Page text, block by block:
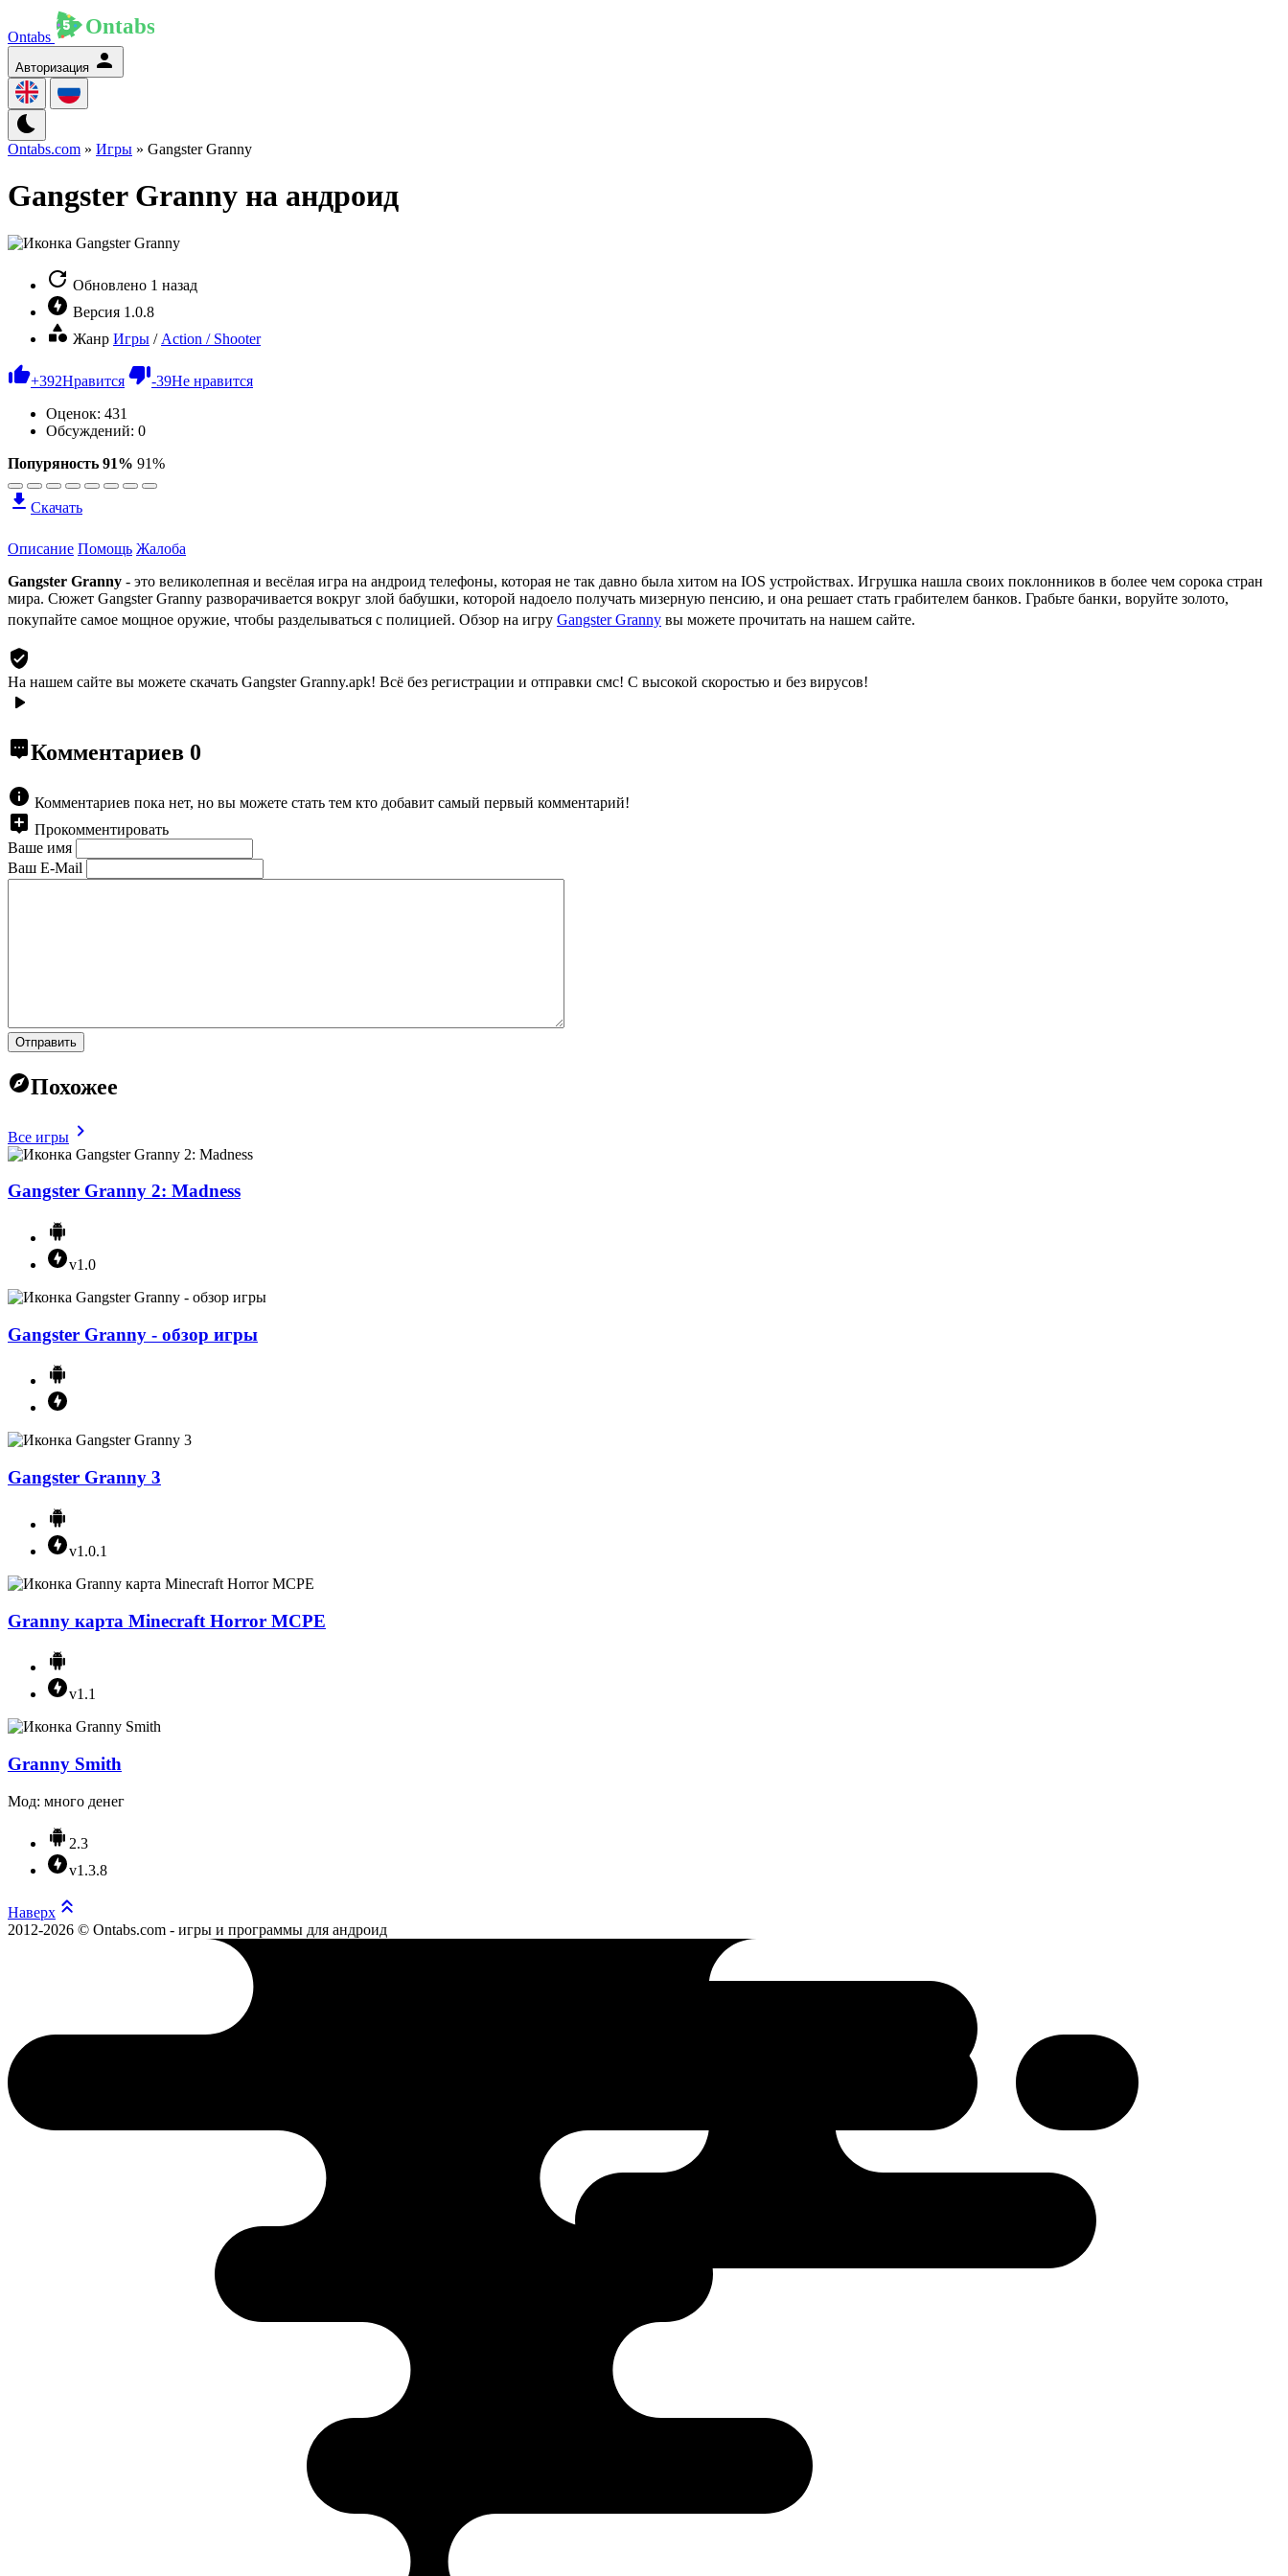
Ontabs
Авторизация
Ontabs.com » Игры » Gangster Granny
Gangster Granny на андроид
Обновлено 1 назад
Версия 1.0.8
Жанр Игры / Action / Shooter
+392Нравится -39Не нравится
Оценок: 431
Обсуждений: 0
Попуряность 91% 91%
Скачать
Описание Помощь Жалоба
Gangster Granny - это великолепная и весёлая игра на андроид телефоны, которая не так давно была хитом на IOS устройствах. Игрушка нашла своих поклонников в более чем сорока стран
мира. Сюжет Gangster Granny разворачивается вокруг злой бабушки, которой надоело получать мизерную пенсию, и она решает стать грабителем банков. Грабьте банки, воруйте золото,
покупайте самое мощное оружие, чтобы разделываться с полицией. Обзор на игру Gangster Granny вы можете прочитать на нашем сайте.
На нашем сайте вы можете скачать Gangster Granny.apk! Всё без регистрации и отправки смс! С высокой скоростью и без вирусов!
Комментариев 0
Комментариев пока нет, но вы можете стать тем кто добавит самый первый комментарий!
Прокомментировать
Ваше имя
Ваш E-Mail
Отправить
Похожее
Все игры
Gangster Granny 2: Madness
v1.0
Gangster Granny - обзор игры
Gangster Granny 3
v1.0.1
Granny карта Minecraft Horror MCPE
v1.1
Granny Smith
Мод: много денег
2.3
v1.3.8
Наверх
2012-2026 © Ontabs.com - игры и программы для андроид